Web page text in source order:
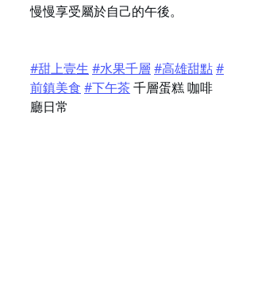
慢慢享受屬於自己的午後。
#甜上壹生 #水果千層 #高雄甜點#
前鎮美食 #下午茶 千層蛋糕 咖啡
廳日常